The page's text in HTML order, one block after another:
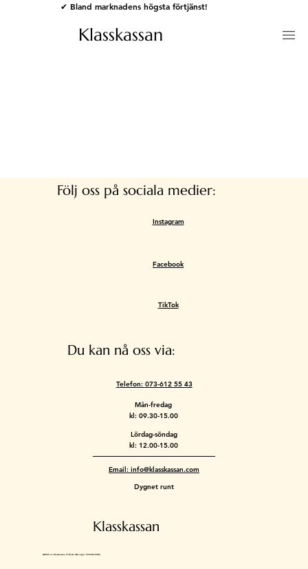
✔ Bland marknadens högsta förtjänst!
Klasskassan
Du kan nå oss via:
Telefon: 073-612 55 43
Mån-fredag
kl: 09.30-15.00
Lördag-söndag
kl: 12.00-15.00
Email: info@klasskassan.com
Dygnet runt
Klasskassan
©2025 av Klasskassan (Trifecta AB) orgnr. 559448-9204
Följ oss på sociala medier:
Instagram
Facebook
TikTok